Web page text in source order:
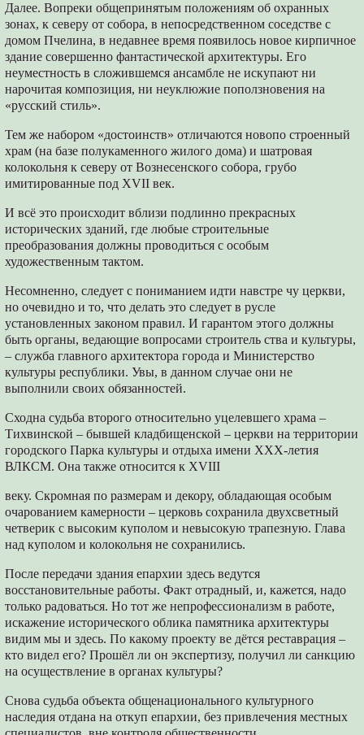
Далее. Вопреки общепринятым положениям об охранных
зонах, к северу от собора, в непосредственном соседстве с
домом Пчелина, в недавнее время появилось новое кирпичное
здание совершенно фантастической архитектуры. Его
неуместность в сложившемся ансамбле не искупают ни
нарочитая композиция, ни неуклюжие поползновения на
«русский стиль».
Тем же набором «достоинств» отличаются новопо строенный
храм (на базе полукаменного жилого дома) и шатровая
колокольня к северу от Вознесенского собора, грубо
имитированные под XVII век.
И всё это происходит вблизи подлинно прекрасных
исторических зданий, где любые строительные
преобразования должны проводиться с особым
художественным тактом.
Несомненно, следует с пониманием идти навстре чу церкви,
но очевидно и то, что делать это следует в русле
установленных законом правил. И гарантом этого должны
быть органы, ведающие вопросами строитель ства и культуры,
– служба главного архитектора города и Министерство
культуры республики. Увы, в данном случае они не
выполнили своих обязанностей.
Сходна судьба второго относительно уцелевшего храма –
Тихвинской – бывшей кладбищенской – церкви на территории
городского Парка культуры и отдыха имени ХХХ-летия
ВЛКСМ. Она также относится к XVIII
веку. Скромная по размерам и декору, обладающая особым
очарованием камерности – церковь сохранила двухсветный
четверик с высоким куполом и невысокую трапезную. Глава
над куполом и колокольня не сохранились.
После передачи здания епархии здесь ведутся
восстановительные работы. Факт отрадный, и, кажется, надо
только радоваться. Но тот же непрофессионализм в работе,
искажение исторического облика памятника архитектуры
видим мы и здесь. По какому проекту ве дётся реставрация –
кто видел его? Прошёл ли он экспертизу, получил ли санкцию
на осуществление в органах культуры?
Снова судьба объекта общенационального культурного
наследия отдана на откуп епархии, без привлечения местных